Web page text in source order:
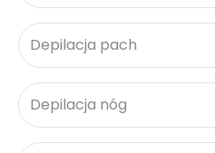
Depilacja pach
Depilacja nóg